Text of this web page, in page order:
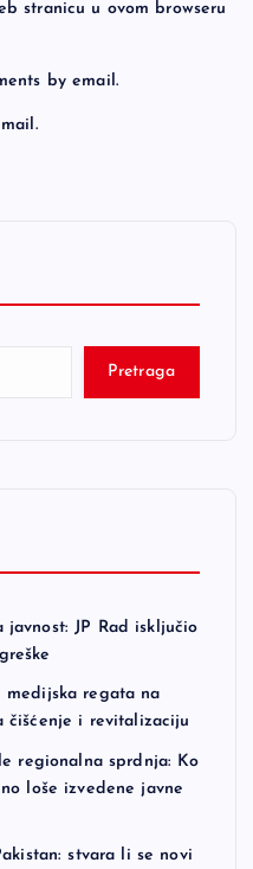
stranicu u ovom browseru
by email.
Pretraga
javnost: JP Rad isključio
medijska regata na
čišćenje i revitalizaciju
regionalna sprdnja: Ko
loše izvedene javne
stvara li se novi